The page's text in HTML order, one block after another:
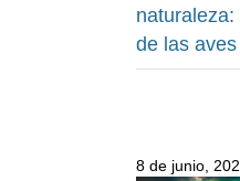
de las aves
8 de junio,